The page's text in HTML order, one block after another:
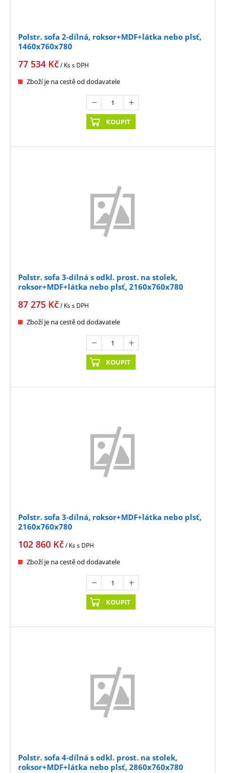
Polstr. sofa 2-dílná, roksor+MDF+látka nebo plsť,
1460x760x780
77 534 Kč/ Kss DPH
Zboží je na cestě od dodavatele
KOUPIT
Polstr. sofa 3-dílná s odkl. prost. na stolek,
roksor+MDF+látka nebo plsť, 2160x760x780
87 275 Kč/ Kss DPH
Zboží je na cestě od dodavatele
KOUPIT
Polstr. sofa 3-dílná, roksor+MDF+látka nebo plsť,
2160x760x780
102 860 Kč/ Kss DPH
Zboží je na cestě od dodavatele
KOUPIT
Polstr. sofa 4-dílná s odkl. prost. na stolek,
roksor+MDF+látka nebo plsť, 2860x760x780